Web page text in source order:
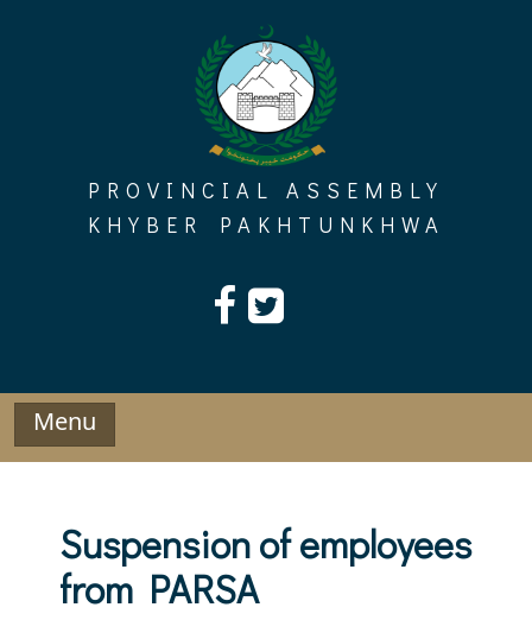
PROVINCIAL ASSEMBLY
KHYBER PAKHTUNKHWA
Menu
Suspension of employees
from PARSA